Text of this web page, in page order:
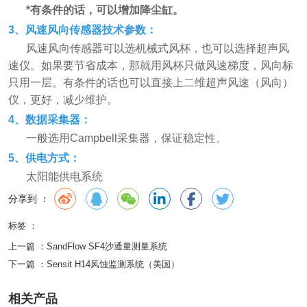
*有条件的话，可以增加降尘缸。
3、风速风向传感器技术参数：
风速风向传感器可以选机械式风杯，也可以选择超声风
速仪。如果要节省成本，那就用风杯只做风速梯度，风向标
只用一层。有条件的话也可以直接上二维超声风速（风向）
仪，更好，减少维护。
4、数据采集器 ：
一般选用Campbell采集器，保证稳定性。
5、供电方式：
太阳能供电系统
分享到 ：
标签 ：
上一篇 ： SandFlow SF4沙通量测量系统
下一篇 ： Sensit H14风蚀监测系统（美国）
相关产品